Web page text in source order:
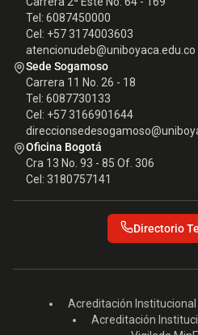
Tel: 6087450000
Cel: +57 3174003603
atencionudeb@uniboyaca.edu.co
Sede Sogamoso
Carrera 11 No. 26 - 18
Tel: 6087730133
Cel: +57 3166901644
Oficina Bogotá
Cra 13 No. 93 - 85 Of. 306
Cel: 3180757141
Directorio
Acreditación Institucional
Acreditación